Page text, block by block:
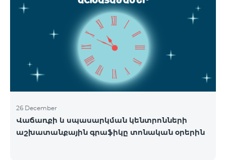
ցանցը կանջատվի Տավուշի և Լոռու մարզերում՝
2026թ.-ի հունվարի 15-ից: Ծառայությունների
անխափան հասանելությունն ապահովելու
նպատակով շարունակում է գործել հատուկ
առաջարկ, որը հնարավորություն է ընձեռում ձեռք
բերել նոր տեխնոլոգիաներով աշխատող բջջային
հեռախոսնե
26 December
Վաճառքի և սպասարկման կենտրոնների
աշխատանքային գրաֆիկը տոնական օրերին